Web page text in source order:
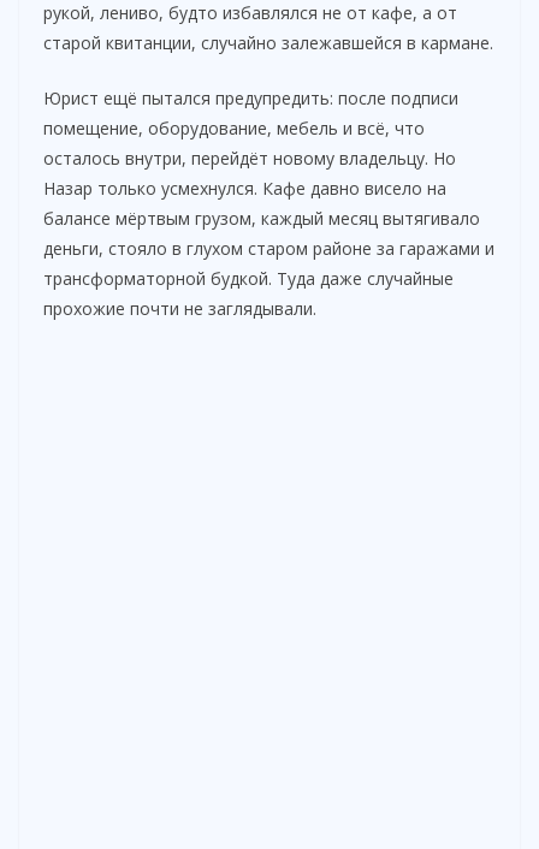
рукой, лениво, будто избавлялся не от кафе, а от
старой квитанции, случайно залежавшейся в кармане.
Юрист ещё пытался предупредить: после подписи
помещение, оборудование, мебель и всё, что
осталось внутри, перейдёт новому владельцу. Но
Назар только усмехнулся. Кафе давно висело на
балансе мёртвым грузом, каждый месяц вытягивало
деньги, стояло в глухом старом районе за гаражами и
трансформаторной будкой. Туда даже случайные
прохожие почти не заглядывали.